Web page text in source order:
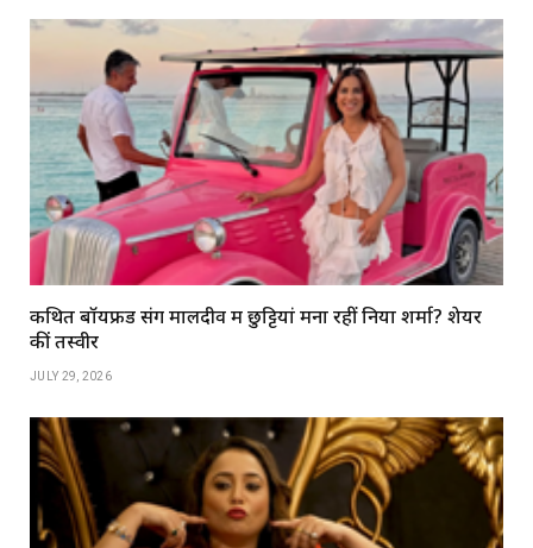
कथित बॉयफ्रेंड संग मालदीव में छुट्टियां मना रहीं निया शर्मा? शेयर
कीं तस्वीरें
JULY 29, 2026